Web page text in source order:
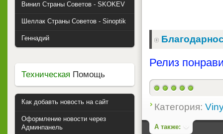
Релиз
Категория:
А также:
Винил Страны Советов - SKOKEV
Шеллак Страны Советов - Sinoptik
Геннадий
Техническая Помощь
Как добавть новость на сайт
Оформление новости через
Админпанель